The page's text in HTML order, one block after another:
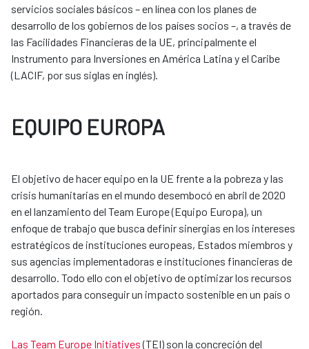
servicios sociales básicos – en línea con los planes de
desarrollo de los gobiernos de los países socios –, a través de
las Facilidades Financieras de la UE, principalmente el
Instrumento para Inversiones en América Latina y el Caribe
(LACIF, por sus siglas en inglés).
EQUIPO EUROPA
El objetivo de hacer equipo en la UE frente a la pobreza y las
crisis humanitarias en el mundo desembocó en abril de 2020
en el lanzamiento del Team Europe (Equipo Europa), un
enfoque de trabajo que busca definir sinergias en los intereses
estratégicos de instituciones europeas, Estados miembros y
sus agencias implementadoras e instituciones financieras de
desarrollo. Todo ello con el objetivo de optimizar los recursos
aportados para conseguir un impacto sostenible en un país o
región.
Las Team Europe Initiatives(TEI) son la concreción del